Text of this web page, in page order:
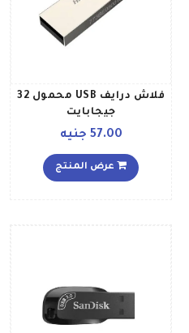
فلاش درايف USB محمول 32
جيجابايت
57.00 جنيه
عرض المنتج